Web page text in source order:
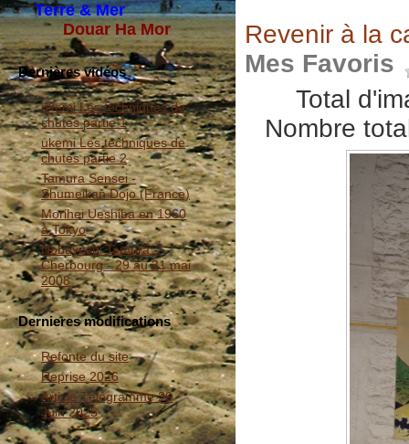
Terre & Mer
Douar Ha Mor
Dernières vidéos
ukemi Les techniques de
chutes partie 1
ukemi Les techniques de
chutes partie 2
Tamura Sensei -
Shumeikan Dojo (France)
Morihei Ueshiba en 1960
à Tokyo
Nobuyoshi Tamura -
Cherbourg - 29 au 31 mai
2008
Dernieres modifications
Refonte du site
Reprise 2026
Article Télégramme 20
Juin 2025
Revenir à la
Mes Favoris
Total
Nombre